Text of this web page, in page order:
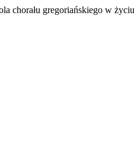
chorału gregoriańskiego w